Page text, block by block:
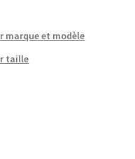
marque et modèle
taille